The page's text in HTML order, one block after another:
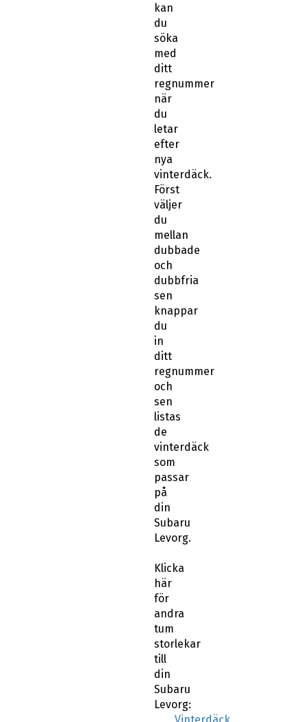
kan
du
söka
med
ditt
regnummer
när
du
letar
efter
nya
vinterdäck.
Först
väljer
du
mellan
dubbade
och
dubbfria
sen
knappar
du
in
ditt
regnummer
och
sen
listas
de
vinterdäck
som
passar
på
din
Subaru
Levorg.
Klicka
här
för
andra
tum
storlekar
till
din
Subaru
Levorg:
Vinterdäck